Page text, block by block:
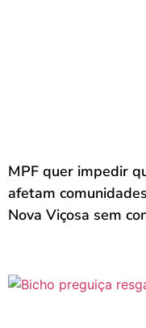
MPF quer impedir
afetam
Nova Viçosa sem